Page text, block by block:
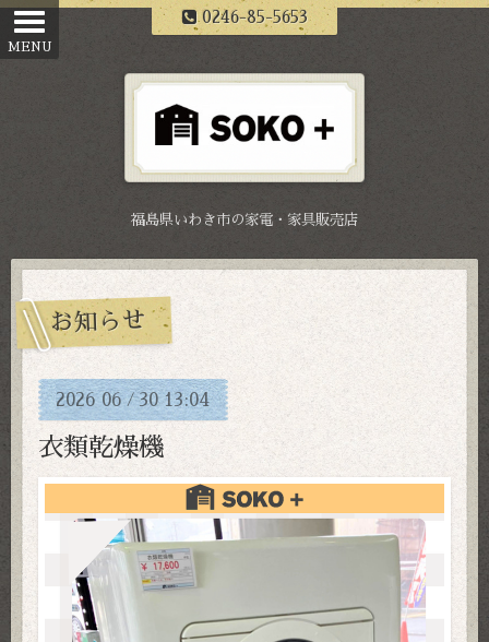
0246-85-5653
福島県いわき市の家電・家具販売店
お知らせ
2026 06 /30 13:04
衣類乾燥機